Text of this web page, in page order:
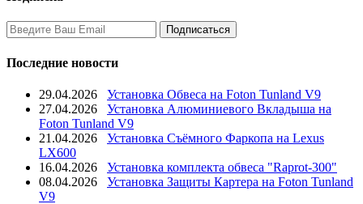
Последние новости
29.04.2026
Установка Обвеса на Foton Tunland V9
27.04.2026
Установка Алюминиевого Вкладыша на
Foton Tunland V9
21.04.2026
Установка Съёмного Фаркопа на Lexus
LX600
16.04.2026
Установка комплекта обвеса "Raprot-300"
08.04.2026
Установка Защиты Картера на Foton Tunland
V9